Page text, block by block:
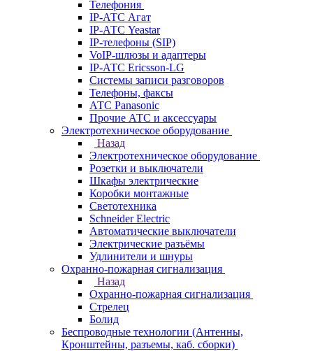
Телефония
IP-АТС Агат
IP-АТС Yeastar
IP-телефоны (SIP)
VoIP-шлюзы и адаптеры
IP-АТС Ericsson-LG
Системы записи разговоров
Телефоны, факсы
АТС Panasonic
Прочие АТС и аксессуары
Электротехническое оборудование
Назад
Электротехническое оборудование
Розетки и выключатели
Шкафы электрические
Коробки монтажные
Светотехника
Schneider Electric
Автоматические выключатели
Электрические разъёмы
Удлинители и шнуры
Охранно-пожарная сигнализация
Назад
Охранно-пожарная сигнализация
Стрелец
Болид
Беспроводные технологии (Антенны,
Кронштейны, разъемы, каб. сборки)